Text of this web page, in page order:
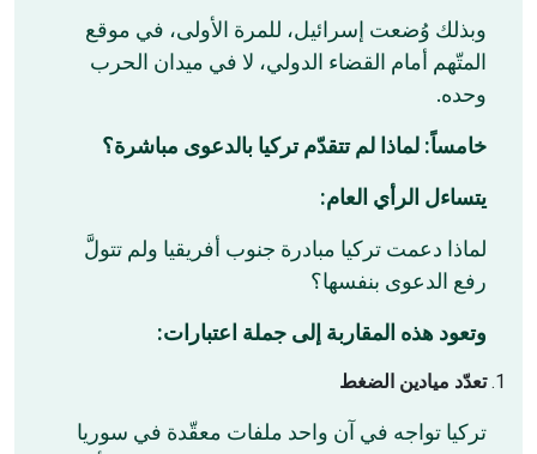
وبذلك وُضعت إسرائيل، للمرة الأولى، في موقع
المتّهم أمام القضاء الدولي، لا في ميدان الحرب
وحده.
خامساً: لماذا لم تتقدّم تركيا بالدعوى مباشرة؟
يتساءل الرأي العام:
لماذا دعمت تركيا مبادرة جنوب أفريقيا ولم تتولَّ
رفع الدعوى بنفسها؟
وتعود هذه المقاربة إلى جملة اعتبارات:
تعدّد ميادين الضغط
تركيا تواجه في آن واحد ملفات معقّدة في سوريا